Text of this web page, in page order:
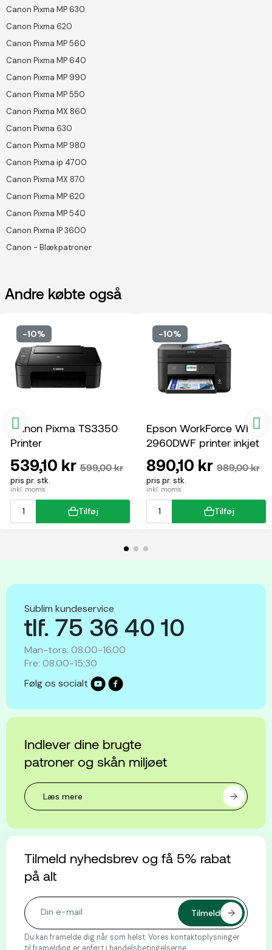
Canon Pixma MP 630
Canon Pixma 620
Canon Pixma MP 560
Canon Pixma MP 640
Canon Pixma MP 990
Canon Pixma MP 550
Canon Pixma MX 860
Canon Pixma 630
Canon Pixma MP 980
Canon Pixma ip 4700
Canon Pixma MX 870
Canon Pixma MP 620
Canon Pixma MP 540
Canon Pixma IP 3600
Canon - Blækpatroner
Andre købte også
-10%
Canon Pixma TS3350
Printer
pris pr. stk.
inkl. moms
539,10 kr 599,00 kr
Tilføj
-10%
Epson WorkForce WF-
2960DWF printer inkjet
multifunktion
pris pr. stk.
inkl. moms
890,10 kr 989,00 kr
Tilføj
Sublim kundeservice
tlf. 75 36 40 10
Man-tors: 08.00-16.00
Fre: 08.00-15:30
Følg os socialt
Indlever dine brugte
patroner og skån miljøet
Læs mere
Tilmeld nyhedsbrev og få 5% rabat
på alt
Du kan framelde dig når som helst. Vores kontaktoplysninger